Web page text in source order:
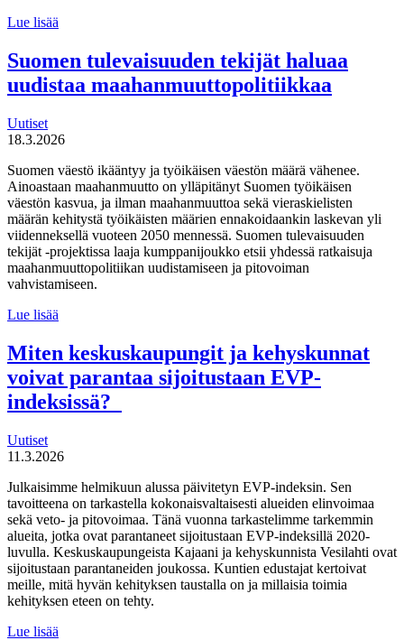
Lue lisää
liikuntaneuvontapalvelun
kirjaamisen,
lähettämisen
käytännöistä
Suomen tulevaisuuden tekijät haluaa
uudistaa maahanmuuttopolitiikkaa
Uutiset
18.3.2026
Suomen väestö ikääntyy ja työikäisen väestön määrä vähenee.
Ainoastaan maahanmuutto on ylläpitänyt Suomen työikäisen
väestön kasvua, ja ilman maahanmuuttoa sekä vieraskielisten
määrän kehitystä työikäisten määrien ennakoidaankin laskevan yli
viidenneksellä vuoteen 2050 mennessä. Suomen tulevaisuuden
tekijät -projektissa laaja kumppanijoukko etsii yhdessä ratkaisuja
maahanmuuttopolitiikan uudistamiseen ja pitovoiman
vahvistamiseen.
Lue lisää
tekijät haluaa
uudistaa
maahanmuuttopolitiikkaa
Miten keskuskaupungit ja kehyskunnat
voivat parantaa sijoitustaan EVP-
indeksissä?
Uutiset
11.3.2026
Julkaisimme helmikuun alussa päivitetyn EVP-indeksin. Sen
tavoitteena on tarkastella kokonaisvaltaisesti alueiden elinvoimaa
sekä veto- ja pitovoimaa. Tänä vuonna tarkastelimme tarkemmin
alueita, jotka ovat parantaneet sijoitustaan EVP-indeksillä 2020-
luvulla. Keskuskaupungeista Kajaani ja kehyskunnista Vesilahti ovat
sijoitustaan parantaneiden joukossa. Kuntien edustajat kertoivat
meille, mitä hyvän kehityksen taustalla on ja millaisia toimia
kehityksen eteen on tehty.
Lue lisää